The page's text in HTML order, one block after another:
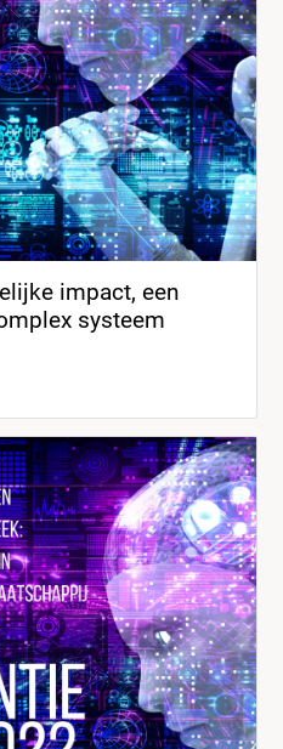
impact, een
systeem